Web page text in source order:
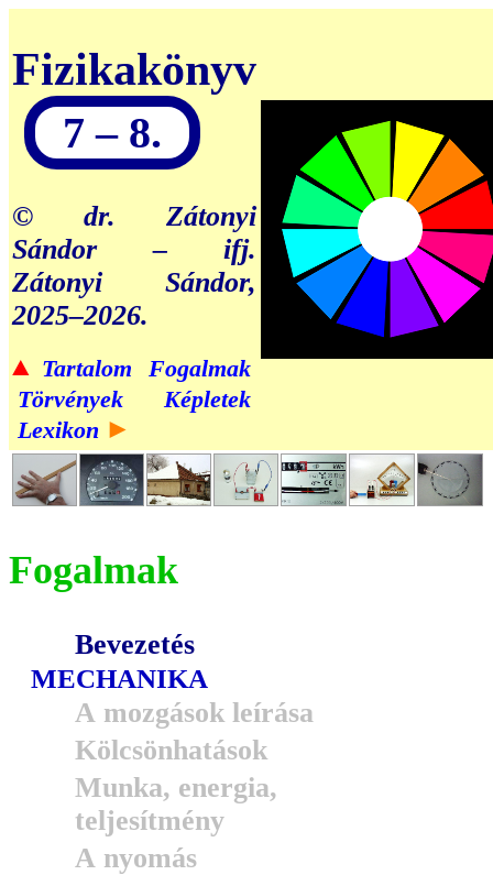
Fizikakönyv
7 – 8.
© dr. Zátonyi
Sándor – ifj.
Zátonyi Sándor,
2025–2026.
▲ Tartalom
Fogalmak
Törvények
Képletek
Lexikon ►
Fogalmak
Bevezetés
MECHANIKA
A mozgások leírása
Kölcsönhatások
Munka, energia,
teljesítmény
A nyomás